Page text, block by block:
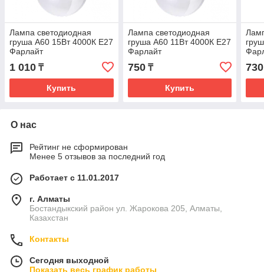
Лампа светодиодная
груша А60 15Вт 4000К Е27
Фарлайт
1 010 ₸
Купить
Лампа светодиодная
груша А60 11Вт 4000К Е27
Фарлайт
750₸
Купить
730
О нас
Рейтинг не сформирован
Менее 5 отзывов за последний год
Работает с 11.01.2017
г. Алматы
Бостандыкский район ул. Жарокова 205, Алматы,
Казахстан
Контакты
Сегодня выходной
Показать весь график работы